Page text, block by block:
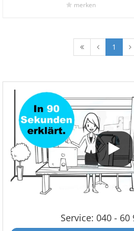
merken
1
Service: 040 - 60